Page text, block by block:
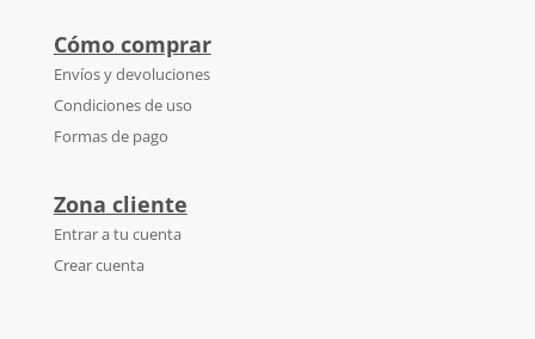
Cómo comprar
Envíos y devoluciones
Condiciones de uso
Formas de pago
Zona cliente
Entrar a tu cuenta
Crear cuenta